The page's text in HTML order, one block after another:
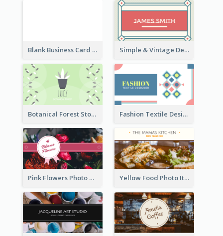
Blank Business Card Simple & Vintage Designer Business Card Idea
Botanical Forest Store Business Card Fashion Textile Designers Business Card
Pink Flowers Photo Badge Flower Shop Business Card Yellow Food Photo Italian Food Business Card